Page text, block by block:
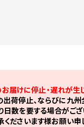
届けに停止・遅れが生じ
荷停止、ならびに九州
数を要する場合がござ
ださいます様お願い申